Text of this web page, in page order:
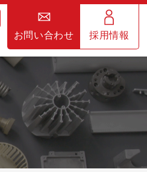
お問い合わせ 採用情報